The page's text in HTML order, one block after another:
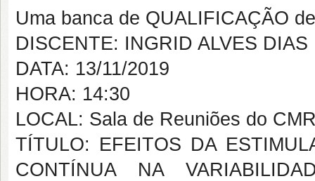
Uma banca de QUALIFICAÇÃO
DISCENTE: INGRID ALVES DIAS
DATA: 13/11/2019
HORA: 14:30
LOCAL: Sala de Reuniões do
TÍTULO: EFEITOS DA
CONTÍNUA NA